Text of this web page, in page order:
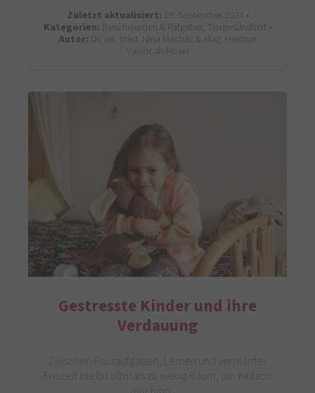
Zuletzt aktualisiert: 19. September 2024 •
Kategorien: Beschwerden & Ratgeber, Tiergesundheit •
Autor: Dr. vet. med. Nina Machac & Mag. Heidrun
Valencak-Hösel
Gestresste Kinder und ihre
Verdauung
Zwischen Hausaufgaben, Lernen und verplanter
Freizeit bleibt oftmals zu wenig Raum, um einfach